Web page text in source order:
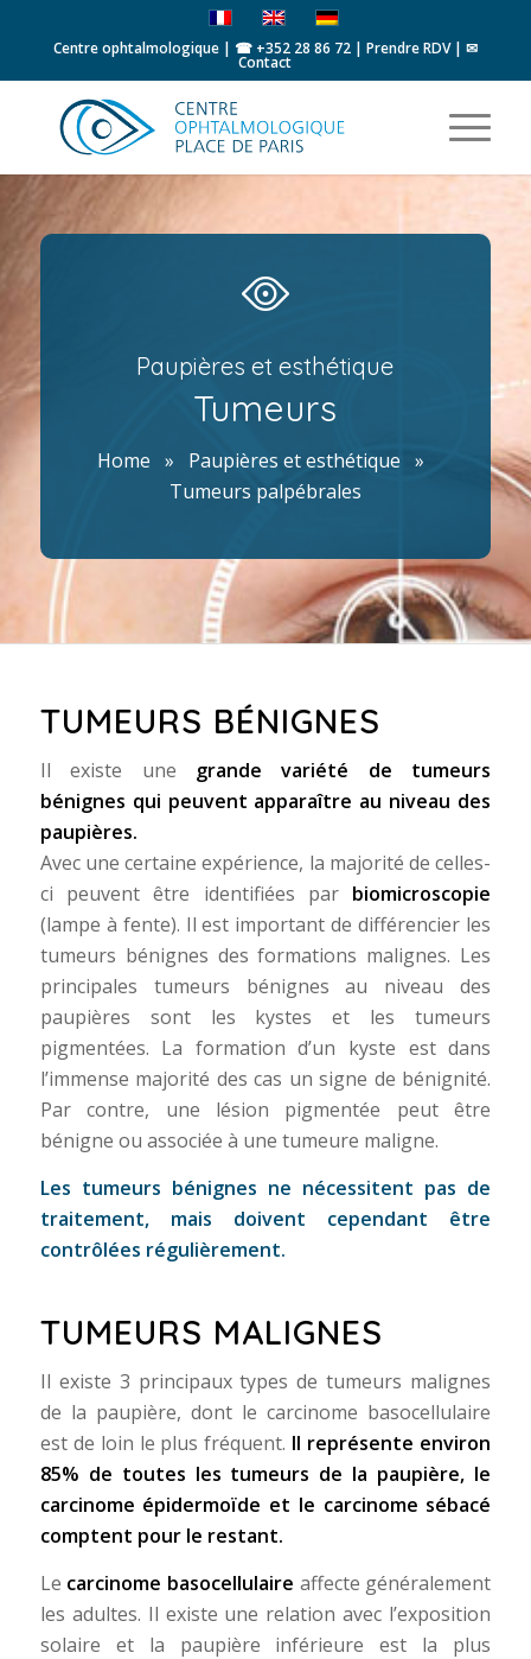
Centre ophtalmologique | ☎ +352 28 86 72| Prendre RDV| ✉
Contact
Paupières et esthétique
Tumeurs
Home » Paupières et esthétique »
Tumeurs palpébrales
TUMEURS BÉNIGNES
Il existe une grande variété de tumeurs
bénignes qui peuvent apparaître au niveau des
paupières.
Avec une certaine expérience, la majorité de celles-
ci peuvent être identifiées par biomicroscopie
(lampe à fente). Il est important de différencier les
tumeurs bénignes des formations malignes. Les
principales tumeurs bénignes au niveau des
paupières sont les kystes et les tumeurs
pigmentées. La formation d’un kyste est dans
l’immense majorité des cas un signe de bénignité.
Par contre, une lésion pigmentée peut être
bénigne ou associée à une tumeure maligne.
Les tumeurs bénignes ne nécessitent pas de
traitement, mais doivent cependant être
contrôlées régulièrement.
TUMEURS MALIGNES
Il existe 3 principaux types de tumeurs malignes
de la paupière, dont le carcinome basocellulaire
est de loin le plus fréquent. Il représente environ
85% de toutes les tumeurs de la paupière, le
carcinome épidermoïde et le carcinome sébacé
comptent pour le restant.
Le carcinome basocellulaire affecte généralement
les adultes. Il existe une relation avec l’exposition
solaire et la paupière inférieure est la plus